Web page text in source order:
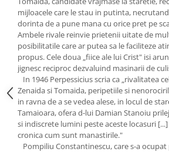
mijloacele care le stau in putinta,
dorinta de a pune mana cu orice pret pe
Ambele rivale reinvie prietenii uitate de
posibilitatile care ar putea sa le faciliteze
propus. Cele doua „fiice ale lui Crist" isi
jignesc reciproc dezvaluind masinarii de
In 1946 Perpessicius scria ca „rivalitatea
Zenaida si Tomaida, peripetiile si
in ravna de a se vedea alese, in locul de
Tamaioara, ofera d-lui Damian Stanoiu
si indiscrete lumini peste aceste locasuri
cronica cum sunt manastirile."
Pompiliu Constantinescu, care s-a ocupat